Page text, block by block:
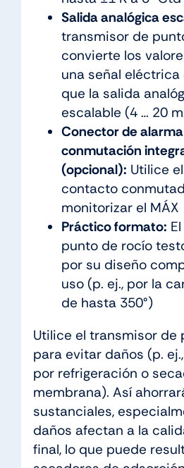
Salida analógica
transmisor de
convierte los
una señal
que la salida
escalable (4 … 20
Conector de
conmutación
(opcional): Utilice
contacto
monitorizar el MÁX
Práctico formato:
punto de rocío
por su diseño
uso (p. ej., por la
de hasta 350°)
Utilice el transmisor de
para evitar daños (p.
por refrigeración o
membrana). Así
sustanciales,
daños afectan a la
final, lo que puede